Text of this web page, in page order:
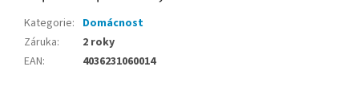
Kategorie: Domácnost
Záruka:
2 roky
EAN: 4036231060014